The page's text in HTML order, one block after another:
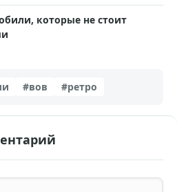
которые не стоит
#вов #ретро